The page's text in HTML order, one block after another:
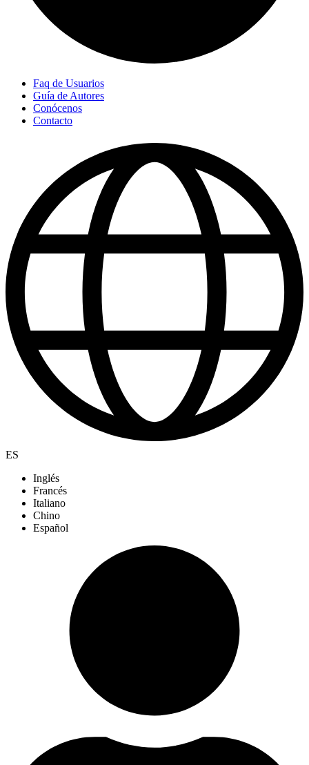
Faq de Usuarios
Guía de Autores
Conócenos
Contacto
ES
Inglés
Francés
Italiano
Chino
Español